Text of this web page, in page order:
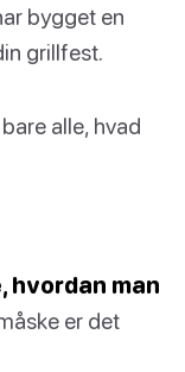
bygget en
grillfest.
alle, hvad
hvordan man
er det